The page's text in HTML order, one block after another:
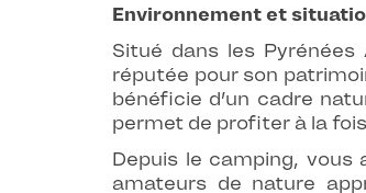
Environnement et
Situé dans les Pyrénées
réputée pour son
bénéficie d’un cadre
permet de profiter à la
Depuis le camping, vous
amateurs de nature